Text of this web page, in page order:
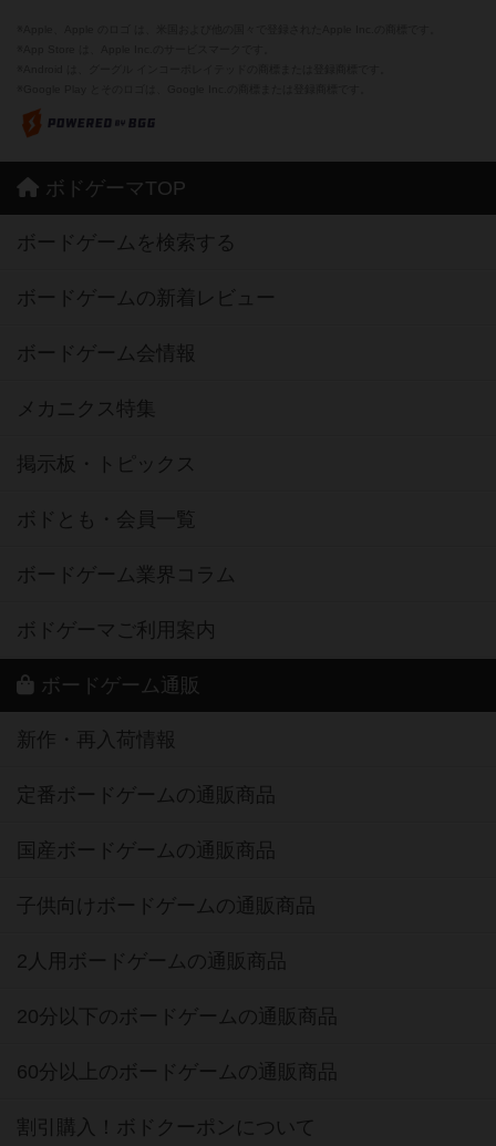
ボドゲーマTOP
ボードゲームを検索する
ボードゲームの新着レビュー
ボードゲーム会情報
メカニクス特集
掲示板・トピックス
ボドとも・会員一覧
ボードゲーム業界コラム
ボドゲーマご利用案内
ボードゲーム通販
新作・再入荷情報
定番ボードゲームの通販商品
国産ボードゲームの通販商品
子供向けボードゲームの通販商品
2人用ボードゲームの通販商品
20分以下のボードゲームの通販商品
60分以上のボードゲームの通販商品
割引購入！ボドクーポンについて